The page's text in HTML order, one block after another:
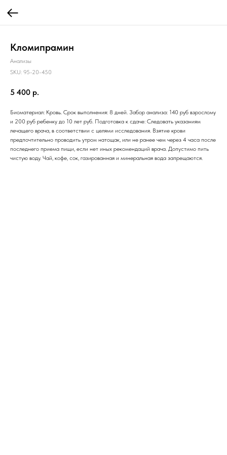
Кломипрамин
Анализы
SKU: 95-20-450
5 400 р.
Биоматериал: Кровь. Срок выполнения: 8 дней. Забор анализа: 140 руб взрослому
и 200 руб ребенку до 10 лет руб. Подготовка к сдаче: Следовать указаниям
лечащего врача, в соответствии с целями исследования. Взятие крови
предпочтительно проводить утром натощак, или не ранее чем через 4 часа после
последнего приема пищи, если нет иных рекомендаций врача. Допустимо пить
чистую воду. Чай, кофе, сок, газированная и минеральная вода запрещаются.